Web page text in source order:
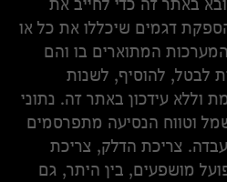
דגמים שיכללו את כל או
המתוארים בו והם
לבטל, להוסיף, לשנות
וללא עידכון באתר זה. נתוני
וטווח הנסיעה מתפרסמים
צריכת הדלק, צריכת
מושפעים, בין היתר, גם